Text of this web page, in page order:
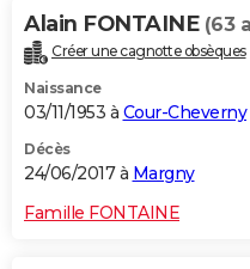
Alain FONTAINE (63
Créer une cagnotte obsèques
Naissance
03/11/1953 à Cour-Cheverny
Décès
24/06/2017 à Margny
Famille FONTAINE